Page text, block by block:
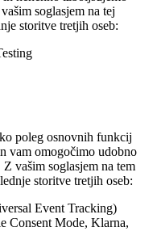
soglasjem na tej
storitve tretjih oseb:
poleg osnovnih funkcij
vam omogočimo udobno
Z vašim soglasjem na tem
storitve tretjih oseb:
Event Tracking)
Consent Mode, Klarna,